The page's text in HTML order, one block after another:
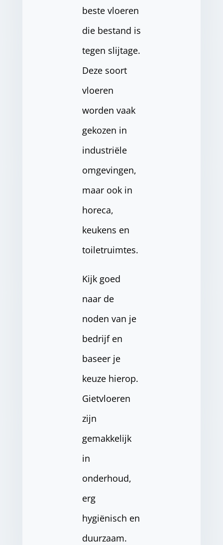
beste vloeren
die bestand is
tegen slijtage.
Deze soort
vloeren
worden vaak
gekozen in
industriële
omgevingen,
maar ook in
horeca,
keukens en
toiletruimtes.
Kijk goed
naar de
noden van je
bedrijf en
baseer je
keuze hierop.
Gietvloeren
zijn
gemakkelijk
in
onderhoud,
erg
hygiënisch en
duurzaam.